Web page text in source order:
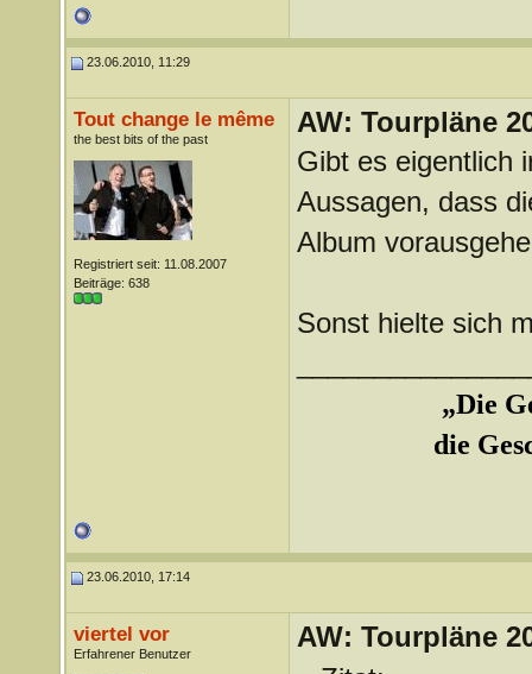
23.06.2010, 11:29
Tout change le même
the best bits of the past
Registriert seit: 11.08.2007
Beiträge: 638
AW: Tourpläne
Gibt es eigentlich
Aussagen, dass
Album
Sonst hielte sich
„Die
die
23.06.2010, 17:14
viertel vor
Erfahrener Benutzer
AW: Tourpläne